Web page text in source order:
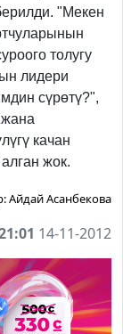
"Мекен
толугу
лидери
сүрөтү?",
качан
жок.
Айдай Асанбекова
14-11-2012